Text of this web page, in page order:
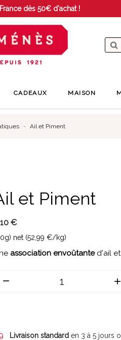
dès 50€ d'achat !
CADEAUX MAISON
Ail et Piment
et Piment
€
net (52,99 €/kg)
association envoûtanted'ail et
Livraison standard en 3 à 5 jours